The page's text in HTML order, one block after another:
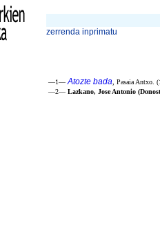
zerrenda inprimatu
—1— Atozte bada , Pasaia Antxo.
—2— Lazkano, Jose Antonio